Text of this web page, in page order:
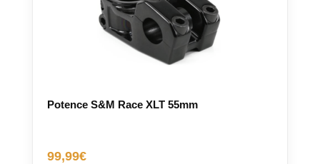
Potence S&M Race XLT 55mm
99,99€